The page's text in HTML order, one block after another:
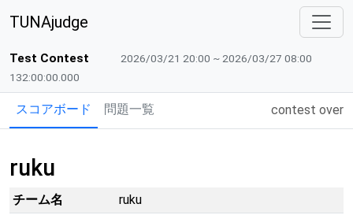
TUNAjudge
Test Contest
2026/03/21 20:00 ~ 2026/03/27 08:00
132:00:00.000
スコアボード 問題一覧 contest over
ruku
チーム名
ruku